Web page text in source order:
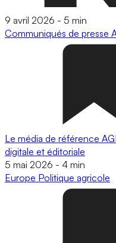
9 avril 2026 - 5 min
Communiqués de presse
Le média de référence
digitale et éditoriale
5 mai 2026 - 4 min
Europe Politique agricole